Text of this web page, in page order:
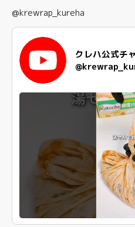
@krewrap_kureha
クレハ公式チ